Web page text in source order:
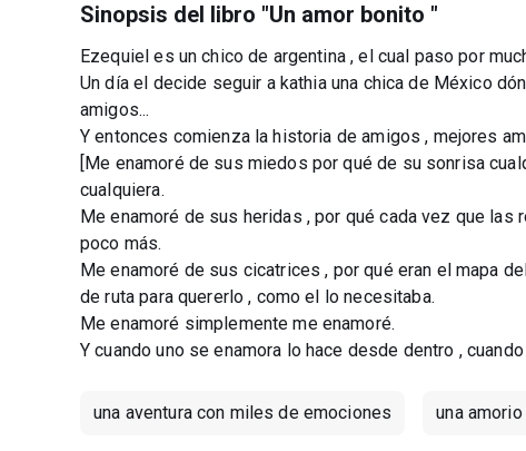
Sinopsis del libro "Un amor bonito "
Ezequiel es un chico de argentina , el cual paso por
Un día el decide seguir a kathia una chica de México
amigos...
Y entonces comienza la historia de amigos , mejores
[Me enamoré de sus miedos por qué de su sonrisa
cualquiera.
Me enamoré de sus heridas , por qué cada vez que las
poco más.
Me enamoré de sus cicatrices , por qué eran el mapa
de ruta para quererlo , como el lo necesitaba.
Me enamoré simplemente me enamoré.
Y cuando uno se enamora lo hace desde dentro ,
una aventura con miles de emociones una